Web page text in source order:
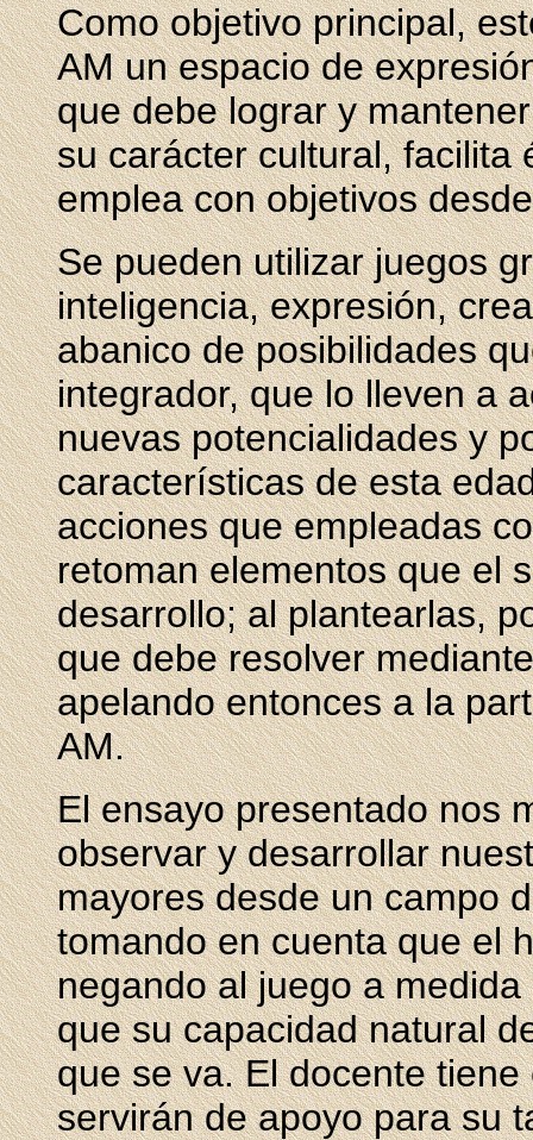
Como objetivo principal,
AM un espacio de
que debe lograr y
su carácter cultural, facilita
emplea con objetivos
Se pueden utilizar juegos
inteligencia, expresión,
abanico de posibilidades
integrador, que lo lleven a
nuevas potencialidades y
características de esta
acciones que empleadas
retoman elementos que el
desarrollo; al plantearlas,
que debe resolver
apelando entonces a la
AM.
El ensayo presentado nos
observar y desarrollar
mayores desde un campo
tomando en cuenta que el
negando al juego a
que su capacidad natural
que se va. El docente
servirán de apoyo para su